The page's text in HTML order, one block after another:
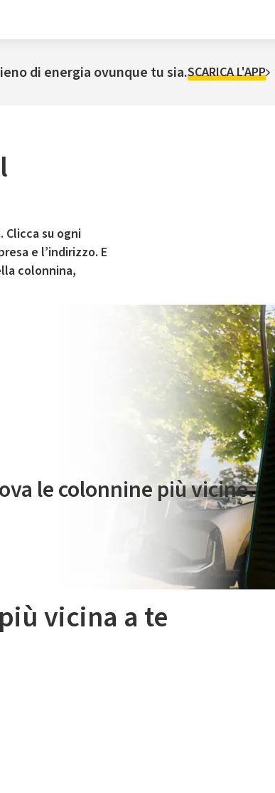
di energia ovunque tu sia.SCARICA L'APP
su ogni
e l’indirizzo. E
colonnina,
mobilità elettrica è gestito da Plenitude On The Road
le colonnine più vicine.
vicina a te